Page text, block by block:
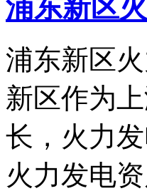
浦东新区
浦东新区
新区作为
长，火力
火力发电